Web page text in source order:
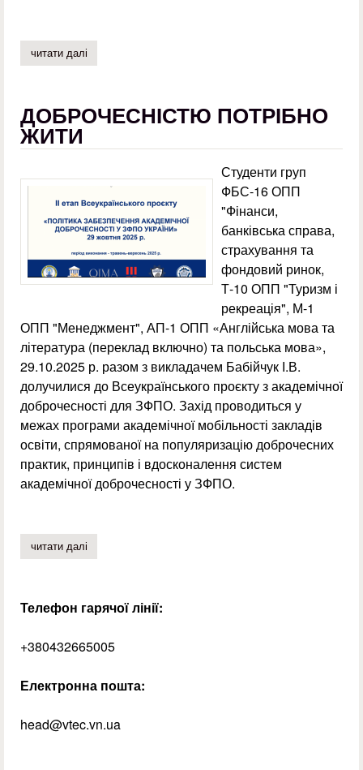
читати далі
ДОБРОЧЕСНІСТЮ ПОТРІБНО
ЖИТИ
Студенти груп
ФБС-16 ОПП
"Фінанси,
банківська справа,
страхування та
фондовий ринок,
Т-10 ОПП "Туризм і
рекреація", М-1
ОПП "Менеджмент", АП-1 ОПП «Англійська мова та
література (переклад включно) та польська мова»,
29.10.2025 р. разом з викладачем Бабійчук І.В.
долучилися до Всеукраїнського проєкту з академічної
доброчесності для ЗФПО. Захід проводиться у
межах програми академічної мобільності закладів
освіти, спрямованої на популяризацію доброчесних
практик, принципів і вдосконалення систем
академічної доброчесності у ЗФПО.
читати далі
Телефон гарячої лінії:
+380432665005
Електронна пошта:
head@vtec.vn.ua